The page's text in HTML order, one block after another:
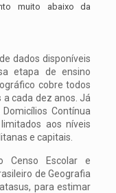
muito abaixo da
dados disponíveis
etapa de ensino
cobre todos
cada dez anos. Já
Contínua
aos níveis
e capitais.
Censo Escolar e
de Geografia
para estimar